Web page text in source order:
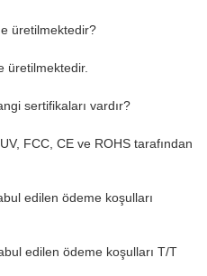
üretilmektedir?
üretilmektedir.
sertifikaları vardır?
FCC, CE ve ROHS tarafından
edilen ödeme koşulları
edilen ödeme koşulları T/T